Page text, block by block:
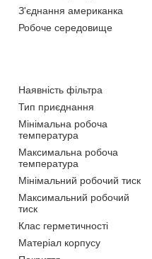
З'єднання американка
Робоче середовище
Наявність фільтра
Тип приєднання
Мінімальна робоча
температура
Максимальна робоча
температура
Мінімальний робочий тиск
Максимальний робочий
тиск
Клас герметичності
Матеріал корпусу